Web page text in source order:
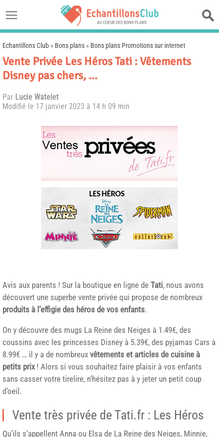
Echantillons Club » Bons plans » Bons plans Promotions sur internet
Vente Privée Les Héros Tati : Vêtements
Disney pas chers, …
Par Lucie Watelet
Modifié le 17 janvier 2023 à 14 h 09 min
Avis aux parents ! Sur la boutique en ligne de Tati, nous avons
découvert une superbe vente privée qui propose de nombreux
produits à l’effigie des héros de vos enfants.
On y découvre des mugs La Reine des Neiges à 1.49€, des
coussins avec les princesses Disney à 5.39€, des pyjamas Cars à
8.99€ … il y a de nombreux vêtements et articles de cuisine à
petits prix! Alors si vous souhaitez faire plaisir à vos enfants
sans casser votre tirelire, n’hésitez pas à y jeter un petit coup
d’oeil.
Vente très privée de Tati.fr : Les Héros
Qu’ils s’appellent Anna ou Elsa de La Reine des Neiges, Minnie,